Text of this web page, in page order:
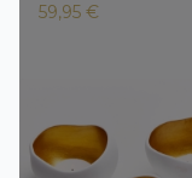
59,95 €